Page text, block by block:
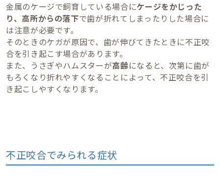
金属のケージで飼育している場合にケージをかじった
り、高所からの落下で歯が折れてしまったりした場合に
は注意が必要です。
そのときのケガが原因で、歯が伸びてきたときに不正咬
合を引き起こす場合があります。
また、うさぎやハムスターが高齢になると、次第に歯が
もろくなり折れやすくなることによって、不正咬合を引
き起こしやすくなります。
不正咬合でみられる症状